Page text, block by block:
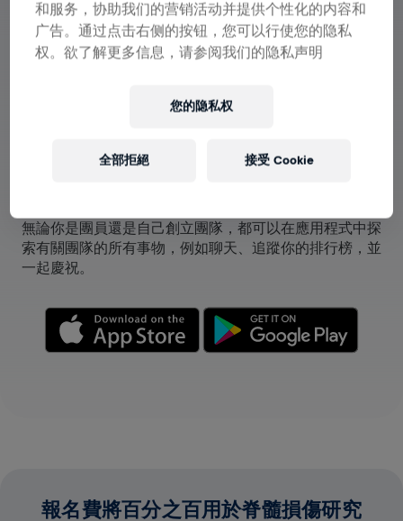
無論你是團員還是自己創立團隊，都可以在應用程式中探
索有關團隊的所有事物，例如聊天、追蹤你的排行榜，並
一起慶祝。
報名費將百分之百用於脊髓損傷研究
和服务，协助我们的营销活动并提供个性化的内容和
广告。通过点击右侧的按钮，您可以行使您的隐私
权。欲了解更多信息，请参阅我们的隐私声明
您的隐私权
全部拒絕 接受 Cookie